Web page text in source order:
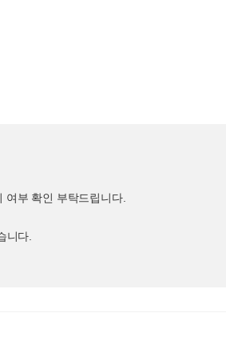
부 확인 부탁드립니다.
니다.